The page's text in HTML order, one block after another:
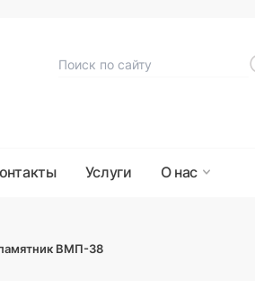
Услуги О нас
ВМП-38